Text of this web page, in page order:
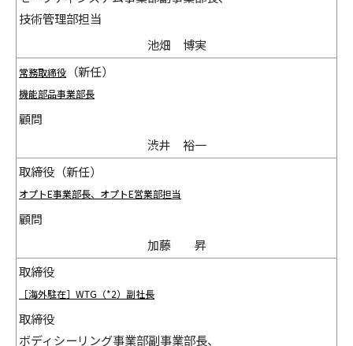
技術管理部担当
池畑 博実
常務取締役 （新任）
機能部品事業部長
顧問
渋井 裕一
取締役（新任）
オプトE事業部長、オプトE営業部担当
顧問
加藤 昇
取締役
［海外駐在］WTG（*2）副社長
取締役
ボディシーリング事業部副事業部長、